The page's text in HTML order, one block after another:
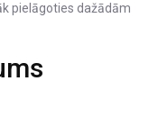
pielāgoties dažādām